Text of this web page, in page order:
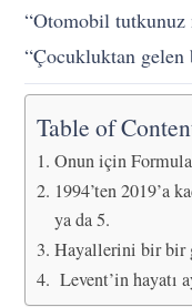
“Otomobil tutkunuz
“Çocukluktan gelen
Table of
Onun için
1994’ten 2019’a
ya da 5.
Hayallerini bir bir
Levent’in hayatı